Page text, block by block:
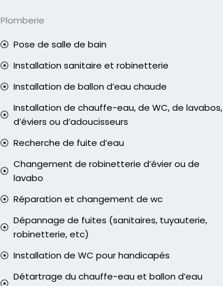
Plomberie
Pose de salle de bain
Installation sanitaire et robinetterie
Installation de ballon d’eau chaude
Installation de chauffe-eau, de WC, de lavabos,
d’éviers ou d’adoucisseurs
Recherche de fuite d’eau
Changement de robinetterie d’évier ou de
lavabo
Réparation et changement de wc
Dépannage de fuites (sanitaires, tuyauterie,
robinetterie, etc)
Installation de WC pour handicapés
Détartrage du chauffe-eau et ballon d’eau